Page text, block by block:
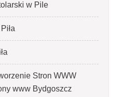
w Pile
Stron WWW
www Bydgoszcz